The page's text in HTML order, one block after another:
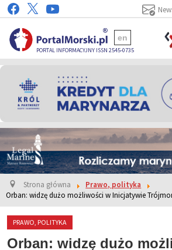
PORTAL INFORMACYJNY ISSN 2545-0735
en
Strona główna
Prawo, polityka
Orban: widzę dużo możliwości w Inicjatywie
PRAWO, POLITYKA
Orban: widzę dużo